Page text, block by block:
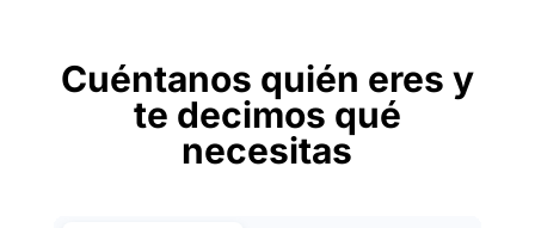
Cuéntanos quién eres y
te decimos qué
necesitas